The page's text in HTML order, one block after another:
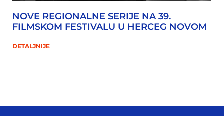
NOVE REGIONALNE SERIJE NA 39.
FILMSKOM FESTIVALU U HERCEG NOVOM
DETALJNIJE